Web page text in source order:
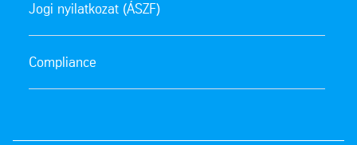
Jogi nyilatkozat (ÁSZF)
Compliance